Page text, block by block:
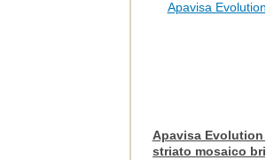
Apavisa Evolution
striato mosaico